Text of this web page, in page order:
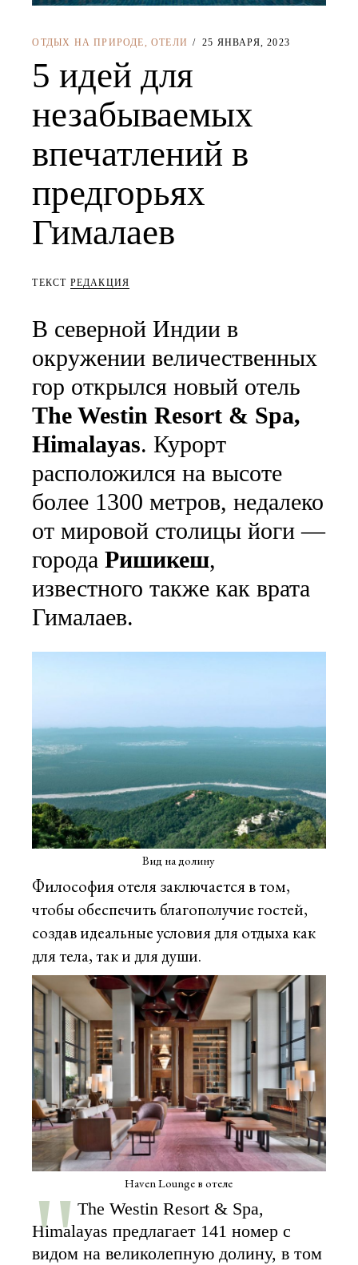
ОТДЫХ НА ПРИРОДЕ, ОТЕЛИ 25 ЯНВАРЯ, 2023
5 идей для
незабываемых
впечатлений в
предгорьях
Гималаев
ТЕКСТ РЕДАКЦИЯ
В северной Индии в
окружении величественных
гор открылся новый отель
The Westin Resort & Spa,
Himalayas. Курорт
расположился на высоте
более 1300 метров, недалеко
от мировой столицы йоги —
городаРишикеш,
известного также как врата
Гималаев.
Вид на долину
Философия отеля заключается в том,
чтобы обеспечить благополучие гостей,
создав идеальные условия для отдыха как
для тела, так и для души.
Haven Lounge в отеле
The Westin Resort & Spa,
Himalayas предлагает 141 номер с
видом на великолепную долину, в том